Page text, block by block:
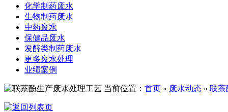
化学制药废水
生物制药废水
中药废水
保健品废水
发酵类制药废水
更多废水处理
业绩案例
当前位置： 首页 » 废水动态 » 联萘